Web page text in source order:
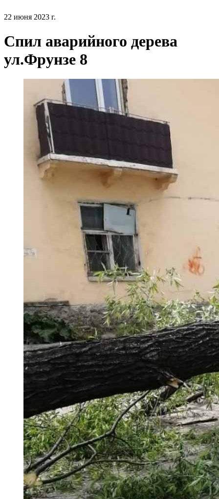
22 июня 2023 г.
Спил аварийного дерева
ул.Фрунзе 8